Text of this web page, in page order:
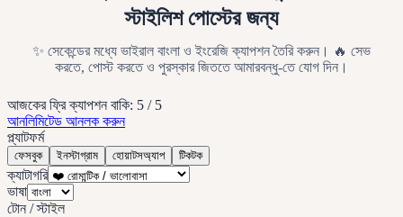
স্টাইলিশ পোস্টের জন্য
✨ সেকেন্ডের মধ্যে ভাইরাল বাংলা ও ইংরেজি ক্যাপশন তৈরি করুন। 🔥 সেভ
করতে, পোস্ট করতে ও পুরস্কার জিততে আমারবন্ধু-তে যোগ দিন।
আজকের ফ্রি ক্যাপশন বাকি: 5 / 5
আনলিমিটেড আনলক করুন
প্ল্যাটফর্ম
ফেসবুক ইনস্টাগ্রাম হোয়াটসঅ্যাপ টিকটক
ক্যাটাগরি
ভাষা
টোন / স্টাইল